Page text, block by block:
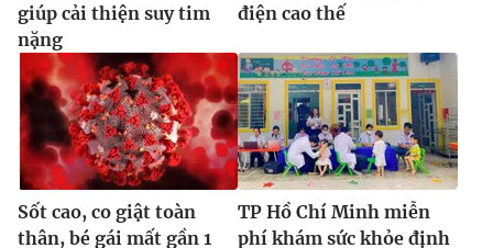
giúp cải thiện suy tim
nặng
điện cao thế
Sốt cao, co giật toàn
thân, bé gái mất gần 1
TP Hồ Chí Minh miễn
phí khám sức khỏe định